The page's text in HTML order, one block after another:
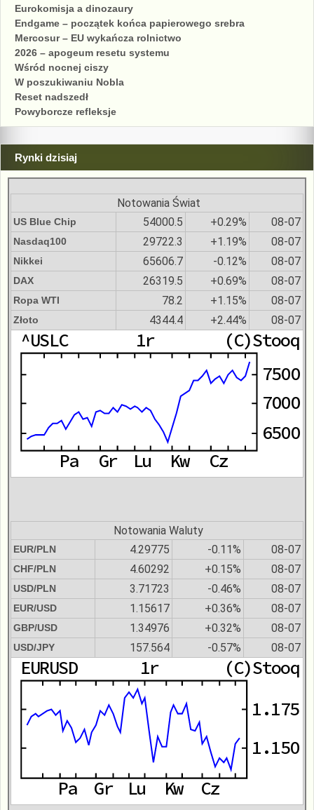
Eurokomisja a dinozaury
Endgame – początek końca papierowego srebra
Mercosur – EU wykańcza rolnictwo
2026 – apogeum resetu systemu
Wśród nocnej ciszy
W poszukiwaniu Nobla
Reset nadszedł
Powyborcze refleksje
Rynki dzisiaj
Notowania Świat
US Blue Chip 54000.5 +0.29% 08-07
Nasdaq100 29722.3 +1.19% 08-07
Nikkei 65606.7 -0.12% 08-07
DAX 26319.5 +0.69% 08-07
Ropa WTI 78.2 +1.15% 08-07
Złoto 4344.4 +2.44% 08-07
Notowania Waluty
EUR/PLN 4.29775 -0.11% 08-07
CHF/PLN 4.60292 +0.15% 08-07
USD/PLN 3.71723 -0.46% 08-07
EUR/USD 1.15617 +0.36% 08-07
GBP/USD 1.34976 +0.32% 08-07
USD/JPY 157.564 -0.57% 08-07